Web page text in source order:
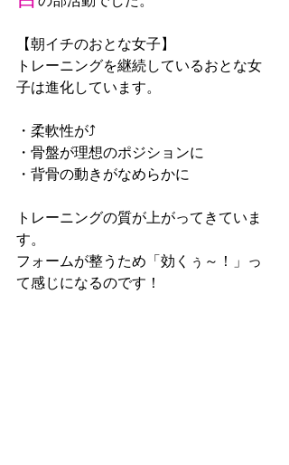
【朝イチのおとな女子】
トレーニングを継続しているおとな女
子は進化しています。
・柔軟性が⤴
・骨盤が理想のポジションに
・背骨の動きがなめらかに
トレーニングの質が上がってきていま
す。
フォームが整うため「効くぅ～！」っ
て感じになるのです！